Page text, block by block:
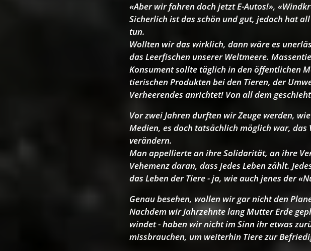
«Aber wir fahren doch jetzt E-Autos!»,
Sicherlich ist das schön und gut, jedoch hat
tun.
Wollten wir das wirklich, dann wäre es
das Leerfischen unserer Weltmeere.
Konsument sollte täglich in den öffentlichen
tierischen Produkten bei den Tieren, der
Verheerendes anrichtet! Von all dem
Vor zwei Jahren durften wir Zeuge werden,
Medien, es doch tatsächlich möglich war,
verändern.
Man appellierte an ihre Solidarität, an ihre
Vehemenz daran, dass jedes Leben zählt.
das Leben der Tiere - ja, wie auch jenes der
Genau besehen, wollen wir gar nicht den
Nachdem wir Jahrzehnte lang Mutter Erde
windet - haben wir nicht im Sinn ihr etwas
missbrauchen, um weiterhin Tiere zur